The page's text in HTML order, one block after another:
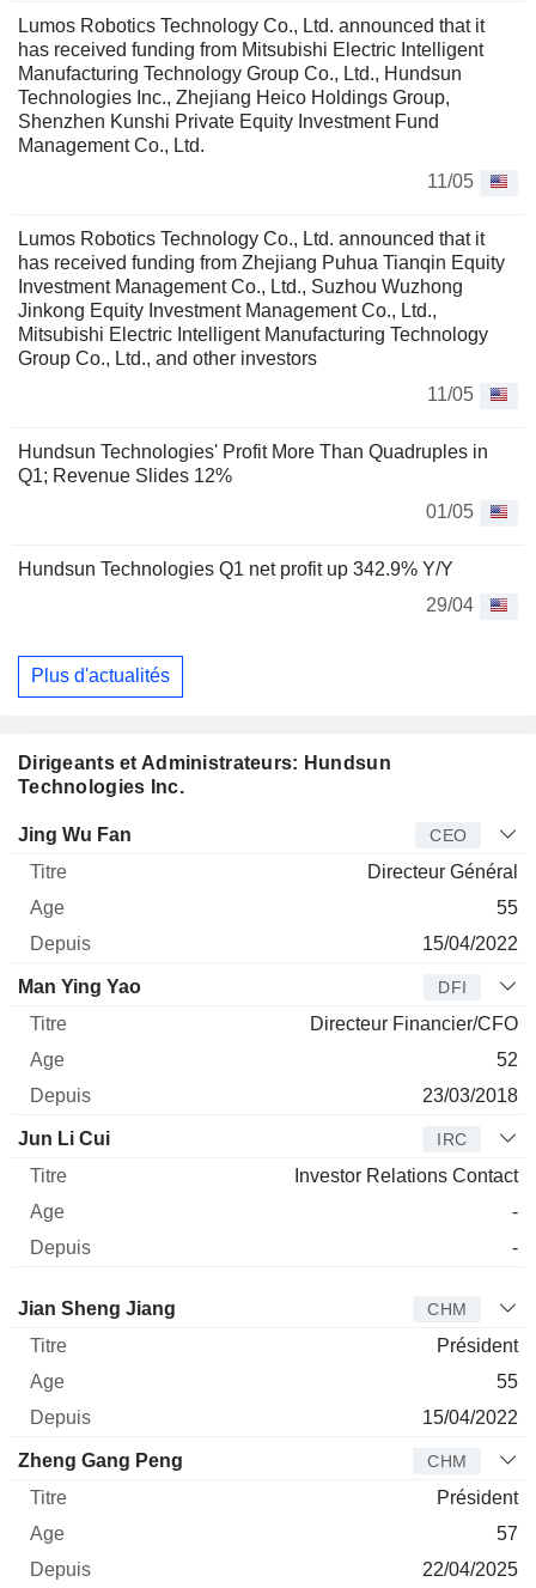
Lumos Robotics Technology Co., Ltd. announced that it
has received funding from Mitsubishi Electric Intelligent
Manufacturing Technology Group Co., Ltd., Hundsun
Technologies Inc., Zhejiang Heico Holdings Group,
Shenzhen Kunshi Private Equity Investment Fund
Management Co., Ltd.
11/05
Lumos Robotics Technology Co., Ltd. announced that it
has received funding from Zhejiang Puhua Tianqin Equity
Investment Management Co., Ltd., Suzhou Wuzhong
Jinkong Equity Investment Management Co., Ltd.,
Mitsubishi Electric Intelligent Manufacturing Technology
Group Co., Ltd., and other investors
11/05
Hundsun Technologies' Profit More Than Quadruples in
Q1; Revenue Slides 12%
01/05
Hundsun Technologies Q1 net profit up 342.9% Y/Y
29/04
Plus d'actualités
Dirigeants et Administrateurs: Hundsun
Technologies Inc.
Dirigeant Titre
Jing Wu Fan CEO
Directeur Général
55
15/04/2022
Man Ying Yao DFI
Directeur Financier/CFO
52
23/03/2018
Jun Li Cui IRC
Investor Relations Contact
-
-
Administrateur Titre
Jian Sheng Jiang CHM
Président
55
15/04/2022
Zheng Gang Peng CHM
Président
57
22/04/2025